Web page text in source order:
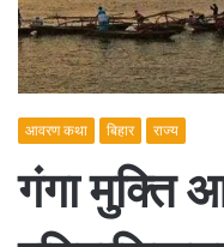
आवरण कथा बिहार राज्य
गंगा मुक्ति